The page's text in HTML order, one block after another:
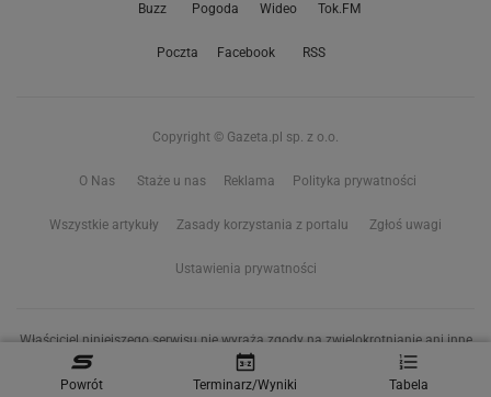
Powrót Terminarz/Wyniki Tabela
Buzz Pogoda Wideo Tok.FM
Poczta Facebook RSS
Copyright © Gazeta.pl sp. z o.o.
O Nas Staże u nas Reklama Polityka prywatności
Wszystkie artykuły Zasady korzystania z portalu Zgłoś uwagi
Ustawienia prywatności
Właściciel niniejszego serwisu nie wyraża zgody na zwielokrotnianie ani inne
korzystanie z utworów rozpowszechnionych w tym serwisie, w celu
eksploracji tekstów i danych. Więcej informacji w